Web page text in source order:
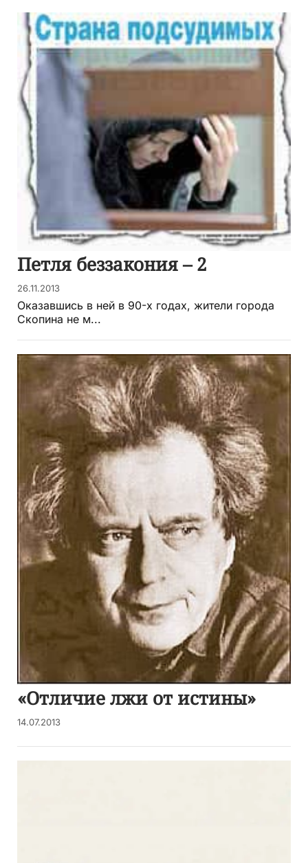
Петля беззакония – 2
26.11.2013
Оказавшись в ней в 90-х годах, жители города
Скопина не м...
«Отличие лжи от истины»
14.07.2013